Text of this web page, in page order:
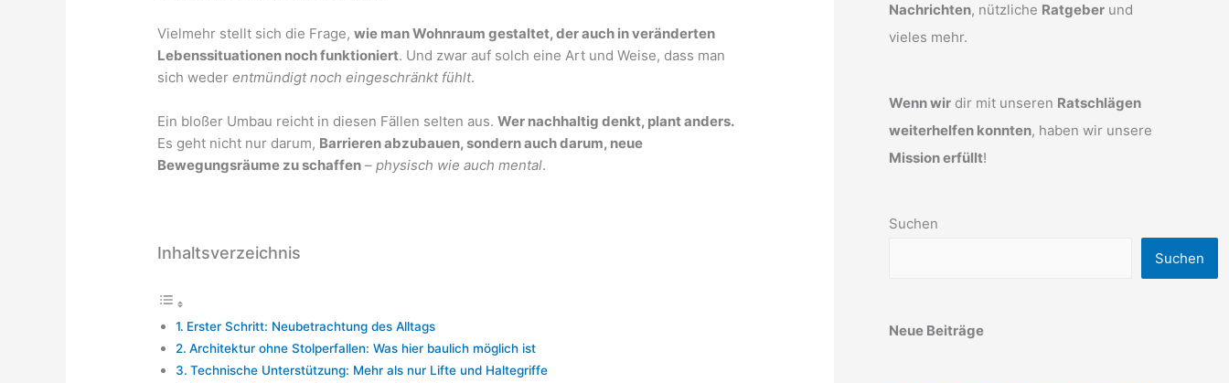
Vielmehr stellt sich die Frage,wie man Wohnraum gestaltet, der auch in veränderten
Lebenssituationen noch funktioniert. Und zwar auf solch eine Art und Weise, dass man
sich wederentmündigt noch eingeschränkt fühlt.
Ein bloßer Umbau reicht in diesen Fällen selten aus.Wer nachhaltig denkt, plant anders.
Es geht nicht nur darum, Barrieren abzubauen, sondern auch darum, neue
Bewegungsräume zu schaffen –physisch wie auch mental.
Inhaltsverzeichnis
Erster Schritt: Neubetrachtung des Alltags
Architektur ohne Stolperfallen: Was hier baulich möglich ist
Technische Unterstützung: Mehr als nur Lifte und Haltegriffe
Nachrichten, nützliche Ratgeber und
vieles mehr.
Wenn wir dir mit unseren Ratschlägen
weiterhelfen konnten, haben wir unsere
Mission erfüllt!
Suchen
Suchen
Neue Beiträge